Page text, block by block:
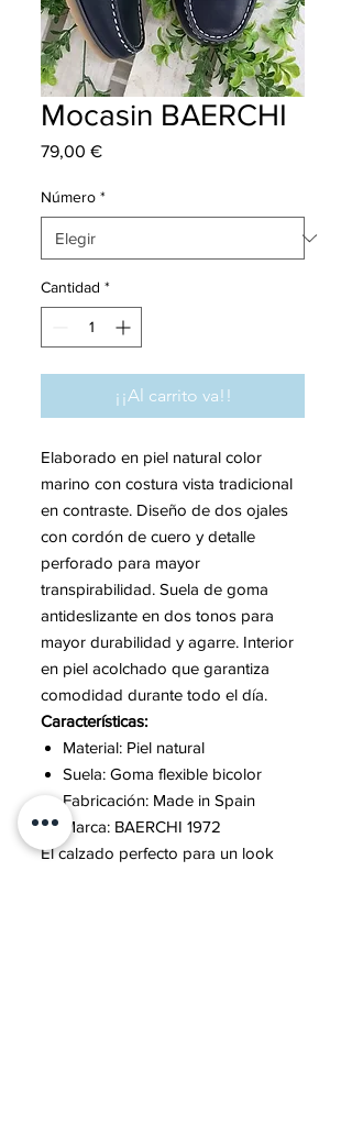
Mocasin BAERCHI
79,00 €Precio
Número *
Cantidad *
¡¡Al carrito va!!
Elaborado en piel natural color
marino con costura vista tradicional
en contraste. Diseño de dos ojales
con cordón de cuero y detalle
perforado para mayor
transpirabilidad. Suela de goma
antideslizante en dos tonos para
mayor durabilidad y agarre. Interior
en piel acolchado que garantiza
comodidad durante todo el día.
Características:
Material: Piel natural
Suela: Goma flexible bicolor
Fabricación: Made in Spain
Marca: BAERCHI 1972
El calzado perfecto para un look